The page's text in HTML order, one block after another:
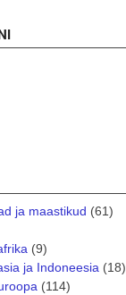
ja maastikud (61)
(9)
ja Indoneesia (18)
(114)